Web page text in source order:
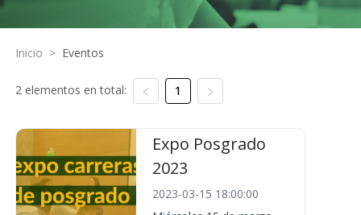
Inicio > Eventos
2 elementos en total: 1
Expo Posgrado
2023
2023-03-15 18:00:00